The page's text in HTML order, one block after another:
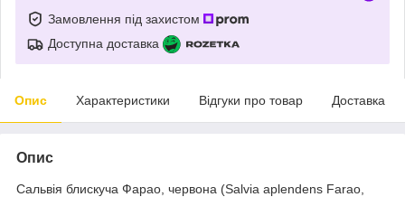
Замовлення під захистом
Доступна доставка
Опис Характеристики Відгуки про товар Доставка
Опис
Сальвія блискуча Фарао, червона (Salvia aplendens Farao,